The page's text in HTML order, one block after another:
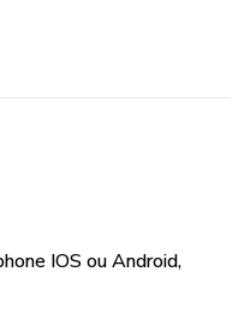
IOS ou Android,